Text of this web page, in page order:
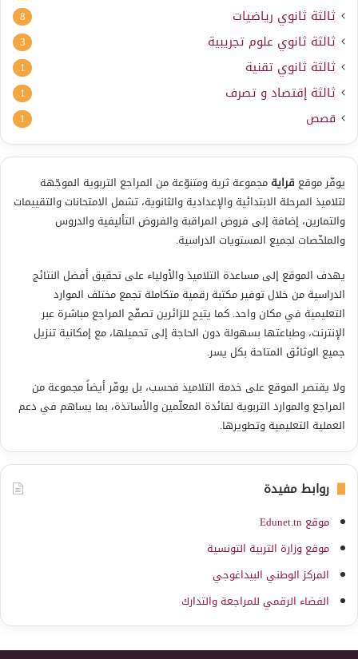
ثالثة ثانوي رياضيات 8
ثالثة ثانوي علوم تجريبية 3
ثالثة ثانوي تقنية 1
ثالثة إقتصاد و تصرف 1
قصص 1
يوفّر موقع قرايةمجموعة ثرية ومتنوّعة من المراجع التربوية الموجّهة
لتلاميذ المرحلة الابتدائية والإعدادية والثانوية، تشمل الامتحانات والتقييمات
والتمارين، إضافة إلى فروض المراقبة والفروض التأليفية والدروس
والملخّصات لجميع المستويات الدراسية.
يهدف الموقع إلى مساعدة التلاميذ والأولياء على تحقيق أفضل النتائج
الدراسية من خلال توفير مكتبة رقمية متكاملة تجمع مختلف الموارد
التعليمية في مكان واحد. كما يتيح للزائرين تصفّح المراجع مباشرة عبر
الإنترنت، وطباعتها بسهولة دون الحاجة إلى تحميلها، مع إمكانية تنزيل
جميع الوثائق المتاحة بكل يسر.
ولا يقتصر الموقع على خدمة التلاميذ فحسب، بل يوفّر أيضاً مجموعة من
المراجع والموارد التربوية لفائدة المعلّمين والأساتذة، بما يساهم في دعم
العملية التعليمية وتطويرها.
روابط مفيدة
موقع Edunet.tn
موقع وزارة التربية التونسية
المركز الوطني البيداغوجي
الفضاء الرقمي للمراجعة والتدارك